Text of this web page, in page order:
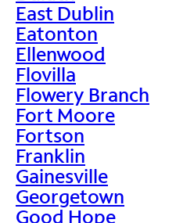
East Dublin
Eatonton
Ellenwood
Flovilla
Flowery Branch
Fort Moore
Fortson
Franklin
Gainesville
Georgetown
Good Hope